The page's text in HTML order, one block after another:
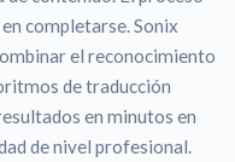
completarse. Sonix
el reconocimiento
de traducción
en minutos en
de nivel profesional.